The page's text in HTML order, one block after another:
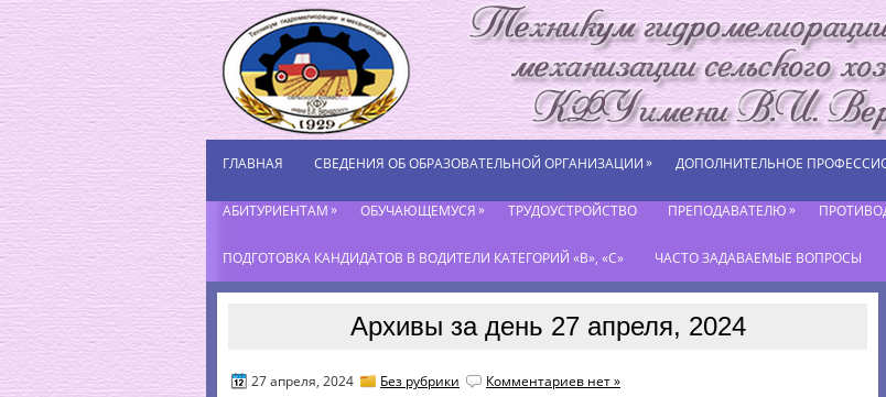
ГЛАВНАЯ СВЕДЕНИЯ ОБ ОБРАЗОВАТЕЛЬНОЙ ОРГАНИЗАЦИИ» ДОПОЛНИТЕЛЬНОЕ
АБИТУРИЕНТАМ» ОБУЧАЮЩЕМУСЯ» ТРУДОУСТРОЙСТВО ПРЕПОДАВАТЕЛЮ»
ПОДГОТОВКА КАНДИДАТОВ В ВОДИТЕЛИ КАТЕГОРИЙ «В», «С» ЧАСТО ЗАДАВАЕМЫЕ ВОПРОСЫ
Архивы за день 27 апреля, 2024
27 апреля, 2024 Без рубрики Комментариев нет »